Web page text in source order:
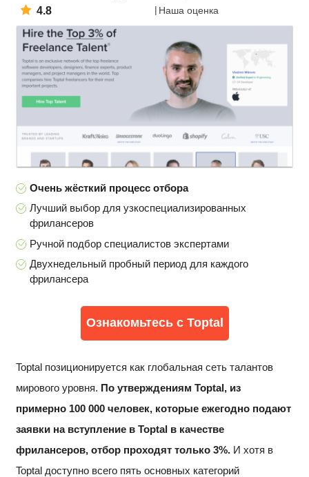
4.8 Наша оценка
Очень жёсткий процесс отбора
Лучший выбор для узкоспециализированных
фрилансеров
Ручной подбор специалистов экспертами
Двухнедельный пробный период для каждого
фрилансера
Ознакомьтесь с Toptal
Toptal позиционируется как глобальная сеть талантов
мирового уровня. По утверждениям Toptal, из
примерно 100 000 человек, которые ежегодно подают
заявки на вступление в Toptal в качестве
фрилансеров, отбор проходят только 3%. И хотя в
Toptal доступно всего пять основных категорий